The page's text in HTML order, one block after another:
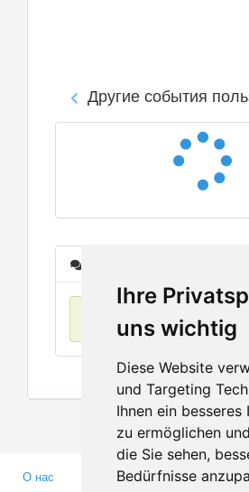
Ihre
uns wichtig
Diese Website
und Targeting
Ihnen ein
zu ermöglichen
die Sie sehen,
Bedürfnisse
Другие события
О нас